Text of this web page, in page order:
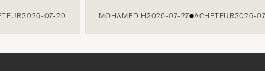
2026-07-20 MOHAMED H2026-07-27 ACHETEUR2026-07-